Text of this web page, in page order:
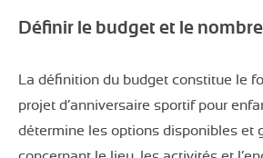
Définir le budget et le
La définition du budget constitue le
projet d’anniversaire sportif pour
détermine les options disponibles et